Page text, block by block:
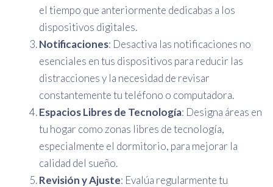
el tiempo que anteriormente dedicabas a los
dispositivos digitales.
Notificaciones: Desactiva las notificaciones no
esenciales en tus dispositivos para reducir las
distracciones y la necesidad de revisar
constantemente tu teléfono o computadora.
Espacios Libres de Tecnología: Designa áreas en
tu hogar como zonas libres de tecnología,
especialmente el dormitorio, para mejorar la
calidad del sueño.
Revisión y Ajuste: Evalúa regularmente tu